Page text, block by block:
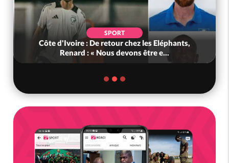
SPORT
Côte d'Ivoire : De retour chez les Eléphants,
Renard : « Nous devons être e...